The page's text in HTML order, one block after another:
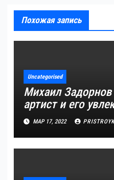
Похожая запись
Uncategorised
Михаил
артист и его
биография —
достижения,
интересные
МАР 17, 2022